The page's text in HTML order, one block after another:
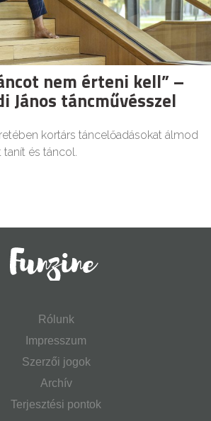
nem érteni kell” –
János táncművésszel
kortárs táncelőadásokat álmod
és táncol.
Rólunk
Impresszum
Szerzői jogok
Archív
Terjesztési pontok